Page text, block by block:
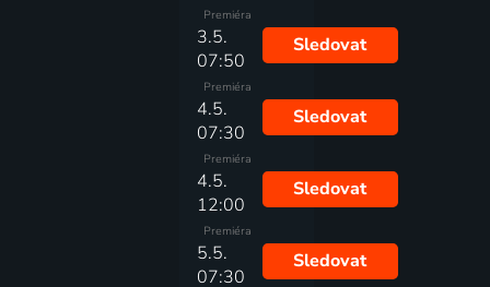
Premiéra
3.5.
07:50
Premiéra
Sledovat
4.5.
07:30
Premiéra
Sledovat
4.5.
12:00
Premiéra
Sledovat
5.5.
07:30
Sledovat